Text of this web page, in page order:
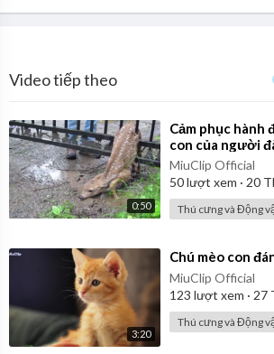
Video tiếp theo
0:50
⁣Cảm phục hành
con của người
MiuClip Official
50lượt xem · 20
Thú cưng và Động
3:20
⁣Chú mèo con
MiuClip Official
123 lượt xem · 27
Thú cưng và Động